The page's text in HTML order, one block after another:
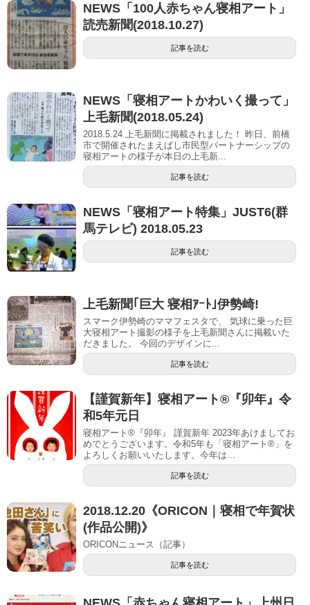
NEWS「100人赤ちゃん寝相アート」
読売新聞(2018.10.27)
記事を読む
NEWS「寝相アートかわいく撮って」
上毛新聞(2018.05.24)
2018.5.24 上毛新聞に掲載されました！ 昨日、前橋
市で開催されたまえばし市民型パートナーシップの
寝相アートの様子が本日の上毛新...
記事を読む
NEWS「寝相アート特集」JUST6(群
馬テレビ) 2018.05.23
記事を読む
上毛新聞｢巨大 寝相ｱｰﾄ｣伊勢崎!
スマーク伊勢崎のママフェスタで、 気球に乗った巨
大寝相アート撮影の様子を上毛新聞さんに掲載いた
だきました。 今回のデザインに...
記事を読む
【謹賀新年】寝相アート®︎『卯年』令
和5年元日
寝相アート®『卯年』 謹賀新年 2023年あけましてお
めでとうございます。令和5年も「寝相アート®︎」を
よろしくお願いいたします。今年は...
記事を読む
2018.12.20《ORICON｜寝相で年賀状
(作品公開)》
ORICONニュース（記事）
記事を読む